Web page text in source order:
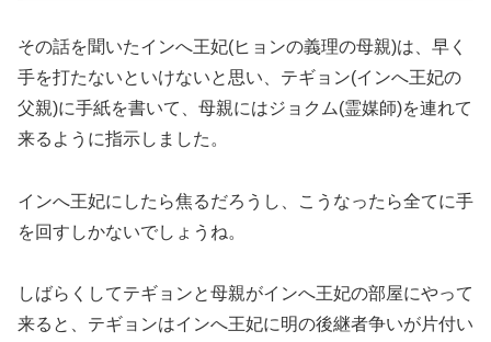
その話を聞いたインへ王妃(ヒョンの義理の母親)は、早く
手を打たないといけないと思い、テギョン(インへ王妃の
父親)に手紙を書いて、母親にはジョクム(霊媒師)を連れて
来るように指示しました。
インへ王妃にしたら焦るだろうし、こうなったら全てに手
を回すしかないでしょうね。
しばらくしてテギョンと母親がインへ王妃の部屋にやって
来ると、テギョンはインへ王妃に明の後継者争いが片付い